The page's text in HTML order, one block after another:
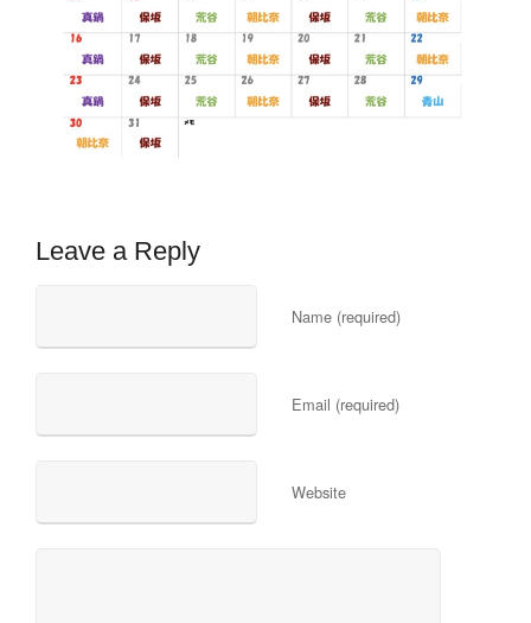
Leave a Reply
Name (required)
Email (required)
Website